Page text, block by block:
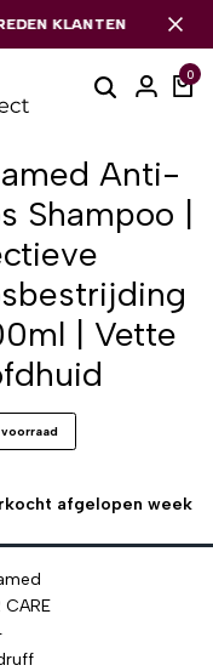
0
Anti-
Shampoo |
| Vette
afgelopen week
CARE